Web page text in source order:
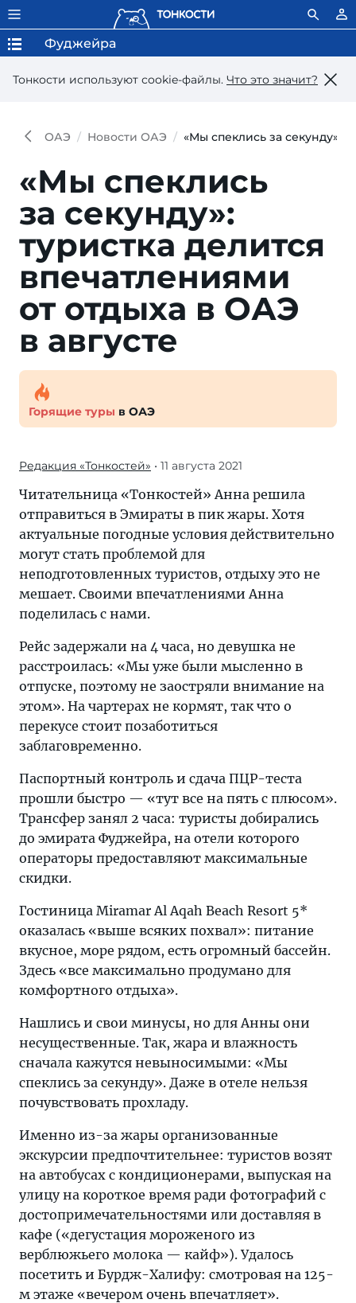
Тонкости используют сookie-файлы. Что это значит?
Фуджейра
ОАЭ Новости ОАЭ «Мы спеклись за секунду»:
«Мы спеклись
за секунду»:
туристка делится
впечатлениями
от отдыха в ОАЭ
в августе
Горящие туры в ОАЭ
Редакция «Тонкостей» • 11 августа 2021
Читательница «Тонкостей» Анна решила
отправиться в Эмираты в пик жары. Хотя
актуальные погодные условия действительно
могут стать проблемой для
неподготовленных туристов, отдыху это не
мешает. Своими впечатлениями Анна
поделилась с нами.
Рейс задержали на 4 часа, но девушка не
расстроилась: «Мы уже были мысленно в
отпуске, поэтому не заостряли внимание на
этом». На чартерах не кормят, так что о
перекусе стоит позаботиться
заблаговременно.
Паспортный контроль и сдача ПЦР-теста
прошли быстро — «тут все на пять с плюсом».
Трансфер занял 2 часа: туристы добирались
до эмирата Фуджейра, на отели которого
операторы предоставляют максимальные
скидки.
Гостиница Miramar Al Aqah Beach Resort 5*
оказалась «выше всяких похвал»: питание
вкусное, море рядом, есть огромный бассейн.
Здесь «все максимально продумано для
комфортного отдыха».
Нашлись и свои минусы, но для Анны они
несущественные. Так, жара и влажность
сначала кажутся невыносимыми: «Мы
спеклись за секунду». Даже в отеле нельзя
почувствовать прохладу.
Именно из-за жары организованные
экскурсии предпочтительнее: туристов возят
на автобусах с кондиционерами, выпуская на
улицу на короткое время ради фотографий с
достопримечательностями или доставляя в
кафе («дегустация мороженого из
верблюжьего молока — кайф»). Удалось
посетить и Бурдж-Халифу: смотровая на 125-
м этаже «вечером очень впечатляет».